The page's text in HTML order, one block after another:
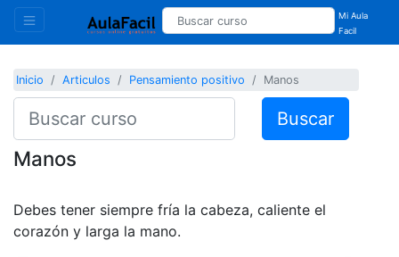
Mi Aula
Facil
Inicio Articulos Pensamiento positivo Manos
Buscar
Manos
Debes tener siempre fría la cabeza, caliente el
corazón y larga la mano.